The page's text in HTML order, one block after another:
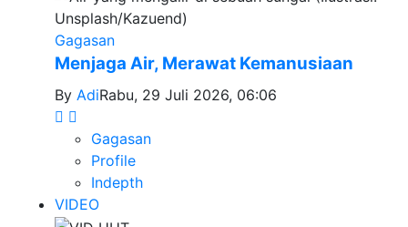
Gagasan
Menjaga Air, Merawat Kemanusiaan
By AdiRabu, 29 Juli 2026, 06:06
Gagasan
Profile
Indepth
VIDEO